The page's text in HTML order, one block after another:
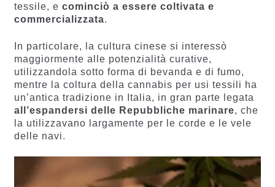
tessile, e cominciò a essere coltivata e
commercializzata.
In particolare, la cultura cinese si interessò
maggiormente alle potenzialità curative,
utilizzandola sotto forma di bevanda e di fumo,
mentre la coltura della cannabis per usi tessili ha
un’antica tradizione in Italia, in gran parte legata
all’espandersi delle Repubbliche marinare, che
la utilizzavano largamente per le corde e le vele
delle navi.